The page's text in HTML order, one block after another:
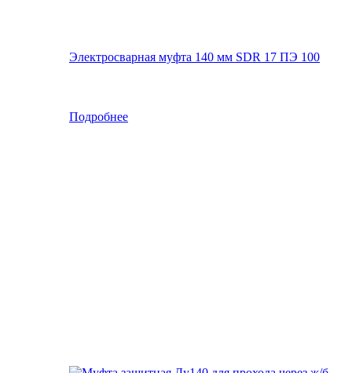
Электросварная муфта 140 мм SDR 17 ПЭ 100
Подробнее